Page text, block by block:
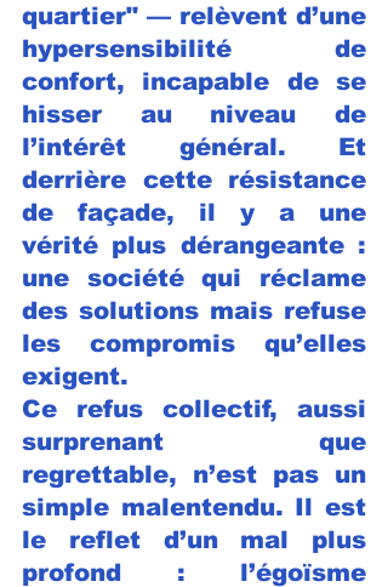
quartier" — relèvent d’une
hypersensibilité de
confort, incapable de se
hisser au niveau de
l’intérêt général. Et
derrière cette résistance
de façade, il y a une
vérité plus dérangeante :
une société qui réclame
des solutions mais refuse
les compromis qu’elles
exigent.
Ce refus collectif, aussi
surprenant que
regrettable, n’est pas un
simple malentendu. Il est
le reflet d’un mal plus
profond : l’égoïsme